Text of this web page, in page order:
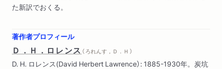
た新訳でおくる。
著作者プロフィール
Ｄ．Ｈ．ロレンス （ ろれんす，Ｄ．Ｈ ）
D. H. ロレンス(David Herbert Lawrence）: 1885-1930年。炭坑